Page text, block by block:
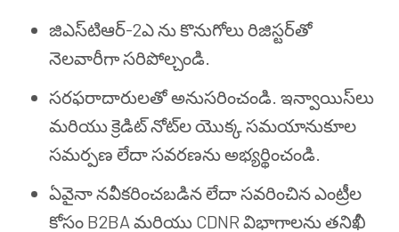
జిఎస్‌టి‌ఆర్-2ఎ ను కొనుగోలు రిజిస్టర్‌తో
నెలవారీగా సరిపోల్చండి.
సరఫరాదారులతో అనుసరించండి. ఇన్వాయిస్‌లు
మరియు క్రెడిట్ నోట్‌ల యొక్క సమయానుకూల
సమర్పణ లేదా సవరణను అభ్యర్థించండి.
ఏవైనా నవీకరించబడిన లేదా సవరించిన ఎంట్రీల
కోసం B2BA మరియు CDNR విభాగాలను తనిఖీ